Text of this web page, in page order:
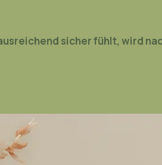
sicher fühlt, wird